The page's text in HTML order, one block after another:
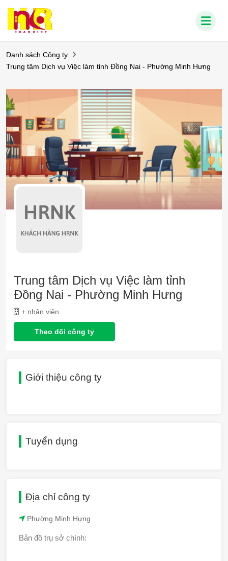
Danh sách Công ty
Trung tâm Dịch vụ Việc làm tỉnh Đồng Nai - Phường Minh Hưng
Trung tâm Dịch vụ Việc làm tỉnh
Đồng Nai - Phường Minh Hưng
+ nhân viên
Theo dõi công ty
Giới thiệu công ty
Tuyển dụng
Địa chỉ công ty
Phường Minh Hưng
Bản đồ trụ sở chính: